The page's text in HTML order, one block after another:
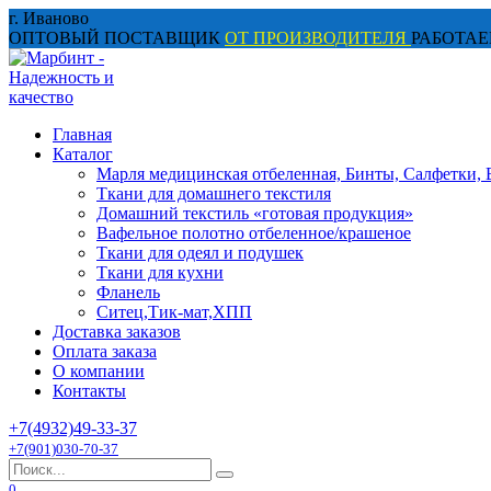
Перейти
к
содержанию
г. Иваново
ОПТОВЫЙ ПОСТАВЩИК ОТ ПРОИЗВОДИТЕЛЯ
Главная
Каталог
Марля медицинская отбеленная, Бинты, Салфетки,
Ткани для домашнего текстиля
Домашний текстиль «готовая продукция»
Вафельное полотно отбеленное/крашеное
Ткани для одеял и подушек
Ткани для кухни
Фланель
Ситец,Тик-мат,ХПП
Доставка заказов
Оплата заказа
О компании
Контакты
+7(4932)49-33-37
+7(901)030-70-37
Search
for: